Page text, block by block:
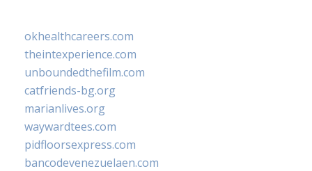
okhealthcareers.com
theintexperience.com
unboundedthefilm.com
catfriends-bg.org
marianlives.org
waywardtees.com
pidfloorsexpress.com
bancodevenezuelaen.com